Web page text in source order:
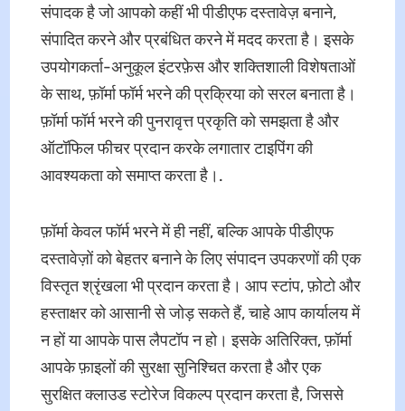
संपादक है जो आपको कहीं भी पीडीएफ दस्तावेज़ बनाने,
संपादित करने और प्रबंधित करने में मदद करता है। इसके
उपयोगकर्ता-अनुकूल इंटरफ़ेस और शक्तिशाली विशेषताओं
के साथ, फ़ॉर्मा फॉर्म भरने की प्रक्रिया को सरल बनाता है।
फ़ॉर्मा फॉर्म भरने की पुनरावृत्त प्रकृति को समझता है और
ऑटॉफिल फीचर प्रदान करके लगातार टाइपिंग की
आवश्यकता को समाप्त करता है।.
फ़ॉर्मा केवल फॉर्म भरने में ही नहीं, बल्कि आपके पीडीएफ
दस्तावेज़ों को बेहतर बनाने के लिए संपादन उपकरणों की एक
विस्तृत श्रृंखला भी प्रदान करता है। आप स्टांप, फ़ोटो और
हस्ताक्षर को आसानी से जोड़ सकते हैं, चाहे आप कार्यालय में
न हों या आपके पास लैपटॉप न हो। इसके अतिरिक्त, फ़ॉर्मा
आपके फ़ाइलों की सुरक्षा सुनिश्चित करता है और एक
सुरक्षित क्लाउड स्टोरेज विकल्प प्रदान करता है, जिससे